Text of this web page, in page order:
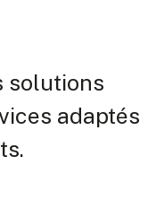
solutions
adaptés